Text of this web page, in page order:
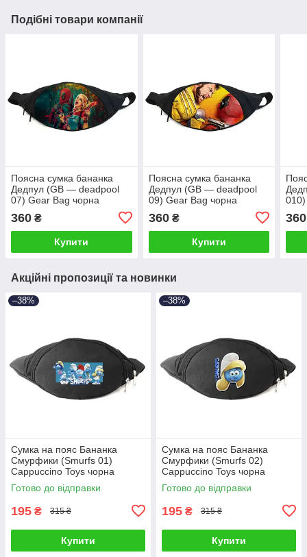
Подібні товари компанії
Поясна сумка бананка
Дедпул (GB — deadpool
07) Gear Bag чорна
360 ₴
Купити
Поясна сумка бананка
Дедпул (GB — deadpool
09) Gear Bag чорна
360₴
Купити
360
Акційні пропозиції та новинки
–38%
Сумка на пояс Бананка
Смурфики (Smurfs 01)
Cappuccino Toys чорна
Готово до відправки
195 ₴ 315 ₴
Купити
–38%
Сумка на пояс Бананка
Смурфики (Smurfs 02)
Cappuccino Toys чорна
Готово до відправки
195 ₴ 315 ₴
Купити